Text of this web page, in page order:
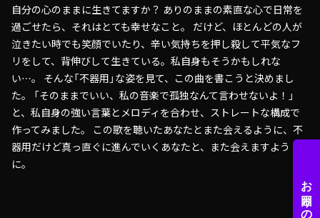
自分の心のままに生きてますか？ ありのままの素直な心で日常を
過ごせたら、それはとても幸せなこと。 だけど、ほとんどの人が
泣きたい時でも笑顔でいたり、辛い気持ちを押し殺して平気なフ
リをして、背伸びして生きている。私自身もそうかもしれな
い…。 そんな「不器用」な姿を見て、この曲を書こうと決めまし
た。 「そのままでいい、私の音楽で孤独なんて言わせないよ！」
と、私自身の強い言葉とメロディを合わせ、ストレートな構成で
作ってみました。 この歌を聴いたあなたとまた会えるように、不
器用だけど真っ直ぐに進んでいくあなたと、また会えますよう
に。